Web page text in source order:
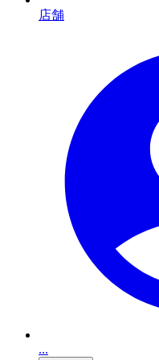
店舗
...